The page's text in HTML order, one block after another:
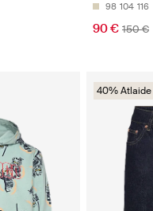
98 104 116
90 € 150 €
40% Atlaide